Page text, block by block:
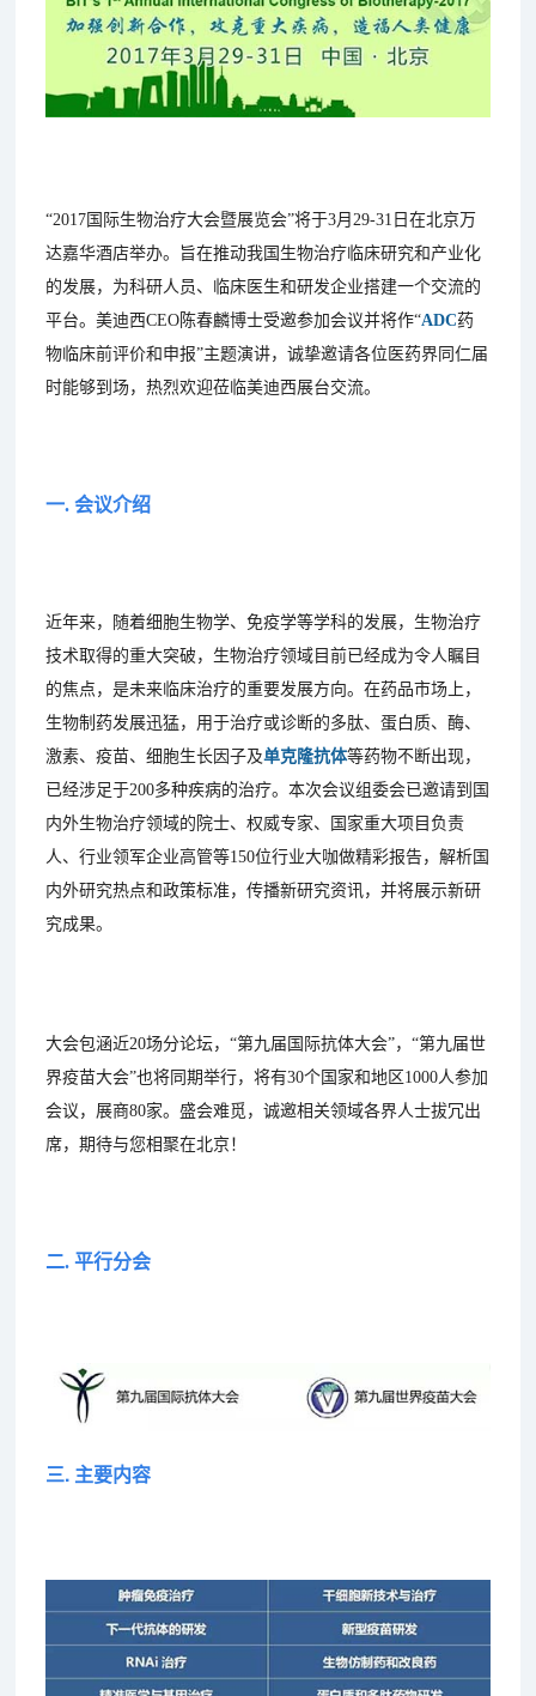
“2017国际生物治疗大会暨展览会”将于3月29-31日在北京万
达嘉华酒店举办。旨在推动我国生物治疗临床研究和产业化
的发展，为科研人员、临床医生和研发企业搭建一个交流的
平台。美迪西CEO陈春麟博士受邀参加会议并将作“ADC药
物临床前评价和申报”主题演讲，诚挚邀请各位医药界同仁届
时能够到场，热烈欢迎莅临美迪西展台交流。
一. 会议介绍
近年来，随着细胞生物学、免疫学等学科的发展，生物治疗
技术取得的重大突破，生物治疗领域目前已经成为令人瞩目
的焦点，是未来临床治疗的重要发展方向。在药品市场上，
生物制药发展迅猛，用于治疗或诊断的多肽、蛋白质、酶、
激素、疫苗、细胞生长因子及单克隆抗体等药物不断出现，
已经涉足于200多种疾病的治疗。本次会议组委会已邀请到国
内外生物治疗领域的院士、权威专家、国家重大项目负责
人、行业领军企业高管等150位行业大咖做精彩报告，解析国
内外研究热点和政策标准，传播新研究资讯，并将展示新研
究成果。
大会包涵近20场分论坛，“第九届国际抗体大会”，“第九届世
界疫苗大会”也将同期举行，将有30个国家和地区1000人参加
会议，展商80家。盛会难觅，诚邀相关领域各界人士拔冗出
席，期待与您相聚在北京！
二. 平行分会
三. 主要内容